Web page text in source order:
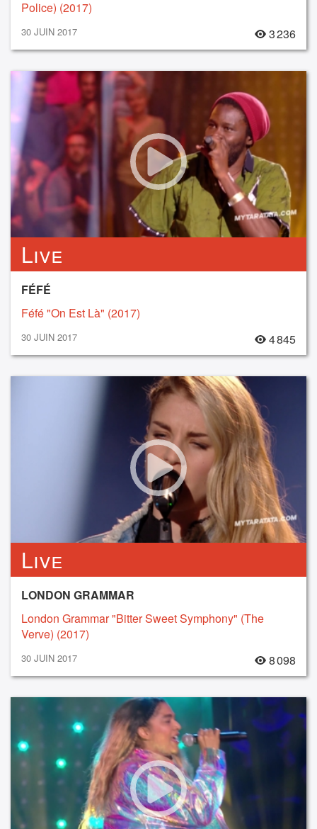
Police) (2017)
30 JUIN 2017 3 236
Live
FÉFÉ
Féfé "On Est Là" (2017)
30 JUIN 2017 4 845
Live
LONDON GRAMMAR
London Grammar "Bitter Sweet Symphony" (The
Verve) (2017)
30 JUIN 2017 8 098